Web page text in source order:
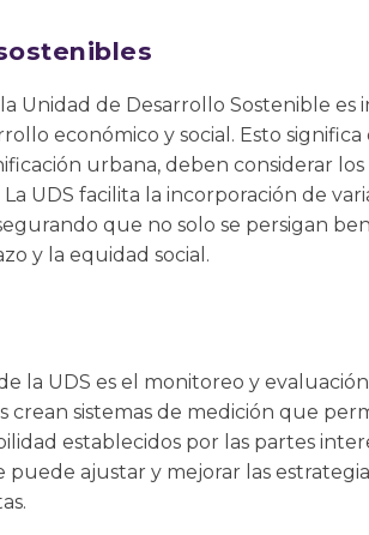
Unidad de Desarrollo Sostenible es
económico y social. Esto significa
urbana, deben considerar
UDS facilita la incorporación de
que no solo se persigan
y la equidad social.
la UDS es el monitoreo y
crean sistemas de medición que
establecidos por las partes
puede ajustar y mejorar las